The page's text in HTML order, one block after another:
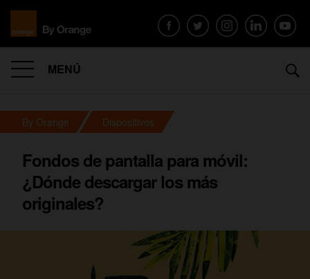
MENÚ
By Orange Dispositivos
Fondos de pantalla para móvil:
¿Dónde descargar los más
originales?